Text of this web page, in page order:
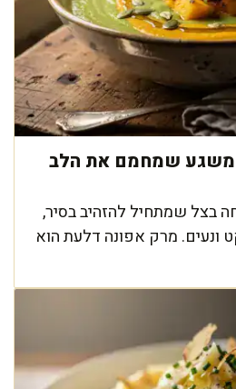
משגע שמחמם את הלב
בצל שמתחיל להזהיב בסיר,
ונעים. מרק אפונה דלעת הוא